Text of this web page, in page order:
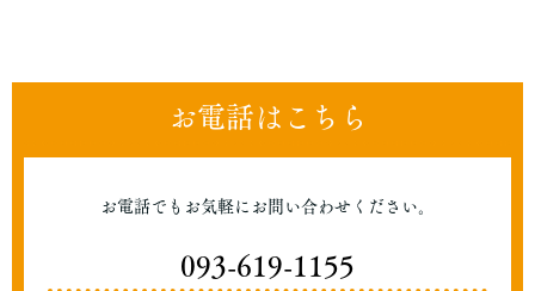
お電話はこちら
お電話でもお気軽にお問い合わせください。
093-619-1155